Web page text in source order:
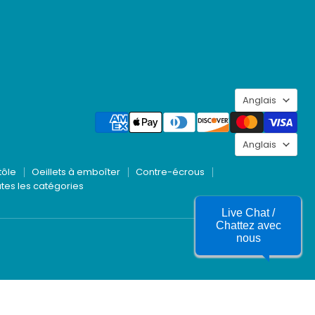
Langue
Anglais
Oeillets à emboîter
Contre-écrous
les catégories
Langue
Anglais
Live Chat /
Chattez avec
nous